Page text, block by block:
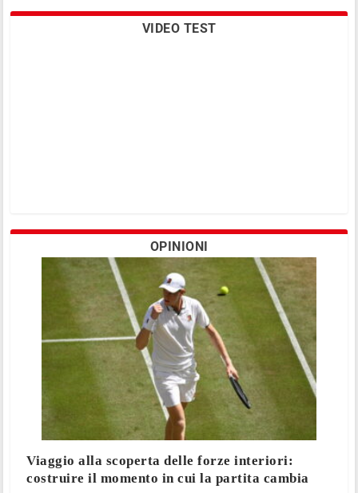
VIDEO TEST
OPINIONI
Viaggio alla scoperta delle forze interiori:
costruire il momento in cui la partita cambia